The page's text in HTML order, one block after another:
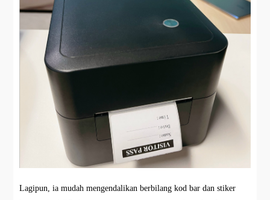
Lagipun, ia mudah mengendalikan berbilang kod bar dan stiker